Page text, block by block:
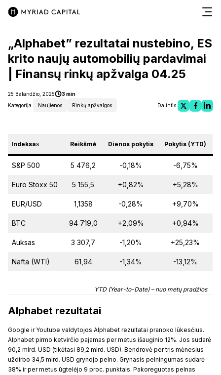
„Alphabet” rezultatai nustebino, ES
krito naujų automobilių pardavimai
| Finansų rinkų apžvalga 04.25
25 Balandžio, 2025
3 min
Kategorija:
Naujienos Rinkų apžvalgos Dalintis:
Indeksas Reikšmė Dienos pokytis Pokytis (YTD)
S&P 500 5 476,2 -0,18% -6,75%
Euro Stoxx 50 5 155,5 +0,82% +5,28%
EUR/USD 1,1358 -0,28% +9,70%
BTC 94 719,0 +2,09% +0,94%
Auksas 3 307,7 -1,20% +25,23%
Nafta (WTI) 61,94 -1,34% -13,12%
YTD (Year-to-Date) – nuo metų pradžios
Alphabet rezultatai
Google ir Youtube valdytojos Alphabet rezultatai pranoko lūkesčius.
Alphabet pirmo ketvirčio pajamas per metus išauginio 12%. Jos sudarė
90,2 mlrd. USD (tikėtasi 89,2 mlrd. USD). Bendrovė per tris mėnesius
uždirbo 34,5 mlrd. USD grynojo pelno. Grynasis pelningumas sudarė
38% ir per metus ūgtelėjo 9 proc. punktais. Pakoreguotas pelnas